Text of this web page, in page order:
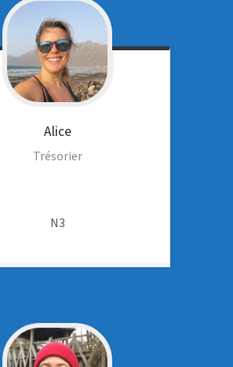
Alice
Trésorier
N3